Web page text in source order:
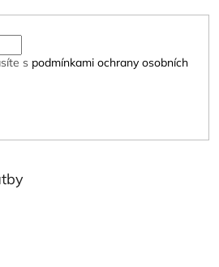
s podmínkami ochrany osobních